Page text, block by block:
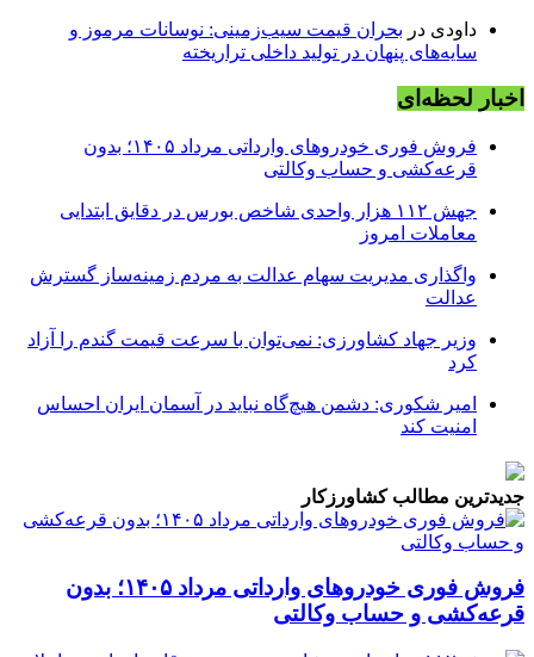
داودی در بحران قیمت سیب‌زمینی: نوسانات مرموز و
سایه‌های پنهان در تولید داخلی تراریخته
اخبار لحظه‌ای
فروش فوری خودروهای وارداتی مرداد ۱۴۰۵؛ بدون
قرعه‌کشی و حساب وکالتی
جهش ۱۱۲ هزار واحدی شاخص بورس در دقایق ابتدایی
معاملات امروز
واگذاری مدیریت سهام عدالت به مردم زمینه‌ساز گسترش
عدالت
وزیر جهاد کشاورزی: نمی‌توان با سرعت قیمت گندم را آزاد
کرد
امیر شکوری: دشمن هیچ‌گاه نباید در آسمان ایران احساس
امنیت کند
جدیدترین مطالب کشاورزکار
فروش فوری خودروهای وارداتی مرداد ۱۴۰۵؛ بدون
قرعه‌کشی و حساب وکالتی